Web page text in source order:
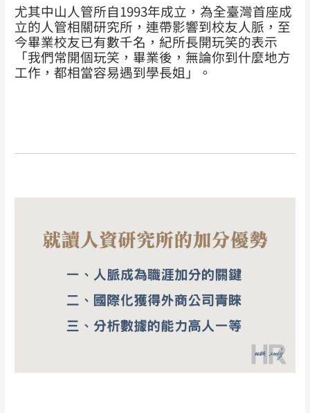
尤其中山人管所自1993年成立，為全臺灣首座成
立的人管相關研究所，連帶影響到校友人脈，至
今畢業校友已有數千名，紀所長開玩笑的表示
「我們常開個玩笑，畢業後，無論你到什麼地方
工作，都相當容易遇到學長姐」。